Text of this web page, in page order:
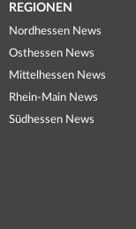
REGIONEN
Nordhessen News
Osthessen News
Mittelhessen News
Rhein-Main News
Südhessen News